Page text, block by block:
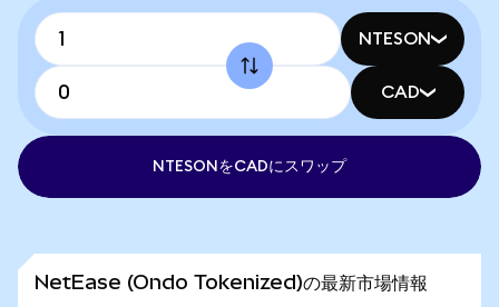
NTESON
CAD
NTESONをCADにスワップ
NetEase (Ondo Tokenized)の最新市場情報